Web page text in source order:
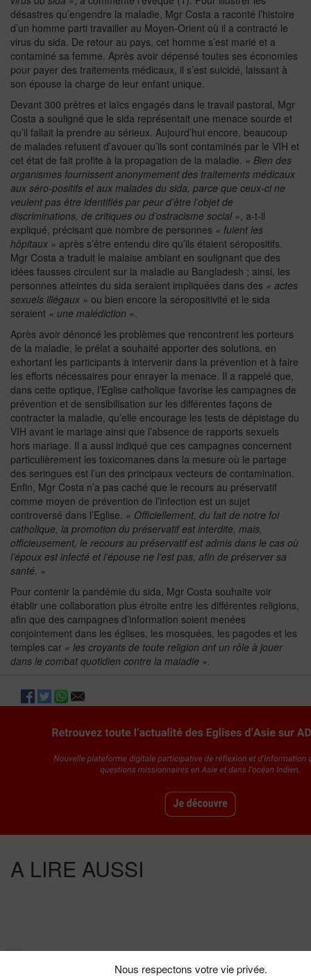
Nous respectons votre vie privée.
désastres qu’engendre la maladie, Mgr Costa a raconté l’histoire
d’un homme parti travailler au Moyen-Orient où il a contracté le
virus du sida. De retour au pays, cet homme s’est marié et a
contaminé sa femme. Après avoir dépensé toutes ses économies
pour payer des traitements médicaux, il s’est suicidé, laissant à
son épouse la charge de leur enfant unique.
Devant 300 prêtres et laïcs engagés dans le travail pastoral, Mgr
Costa a souligné que le sida représentait une menace sourde et
qu’il fallait la prendre au sérieux. Aujourd’hui encore, beaucoup
de malades refusent d’avouer qu’ils sont contaminés par le VIH et
cet état de fait profite à la propagation de la maladie. « Bien des
organismes fournissent anonymement des traitements médicaux
aux séro-positifs et aux malades du sida, parce que ceux-ci ne
veulent pas être identifiés par peur d’être l’objet de
discriminations, de critiques ou d’ostracisme social », a-t-il
expliqué, précisant que nombre de personnes « fuient les
hôpitaux » après s’être entendu dire qu’ils étaient séropositifs.
Mgr Costa a traduit le malaise ambiant en soulignant que des
idées fausses circulent sur la maladie au Bangladesh ; ainsi, les
personnes atteintes du sida seraient impliquées dans des « actes
sexuels illégaux » ou bien encore la séropositivité et le sida
seraient « une malédiction ».
Après avoir dénoncé les problèmes que rencontrent les porteurs
de la maladie, le prélat a souhaité apporter des solutions, en
exhortant les participants à intervenir dans la prévention et à faire
les efforts nécessaires pour enrayer la menace. Il a rappelé que,
dans cette optique, l’Eglise catholique favorise les campagnes de
prévention et de sensibilisation sur les différentes façons de
contracter la maladie, qu’elle encourage les tests de dépistage du
VIH avant le mariage ainsi que l’absence de rapports sexuels
hors mariage. Il a aussi indiqué que ces campagnes concernent
particulièrement les toxicomanes dans la mesure où le partage
des seringues est l’un des principaux vecteurs de contamination.
Enfin, Mgr Costa n’a pas caché que le recours au préservatif
comme moyen de prévention de l’infection est un sujet
controversé dans l’Eglise. « Officiellement, du fait de notre foi
catholique, la promotion du préservatif est interdite, mais,
officieusement, le recours au préservatif est admis dans le cas où
l’époux est infecté et l’épouse ne l’est pas, afin de préserver sa
santé. »
Pour contenir la pandémie du sida, Mgr Costa souhaite voir
établir une collaboration plus étroite entre les différentes religions,
afin que des campagnes d’information soient menées
conjointement dans les églises, les mosquées, les pagodes et les
temples car « les croyants de toute religion ont un rôle à jouer
dans le combat quotidien contre la maladie ».
A LIRE AUSSI